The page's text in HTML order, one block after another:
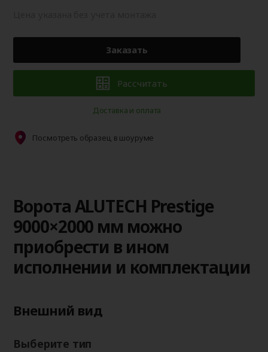
Заказать
Рассчитать
Доставка и оплата
Посмотреть образец в шоуруме
Ворота ALUTECH Prestige
9000×2000 мм можно
приобрести в ином
исполнении и комплектации
Внешний вид
Выберите тип